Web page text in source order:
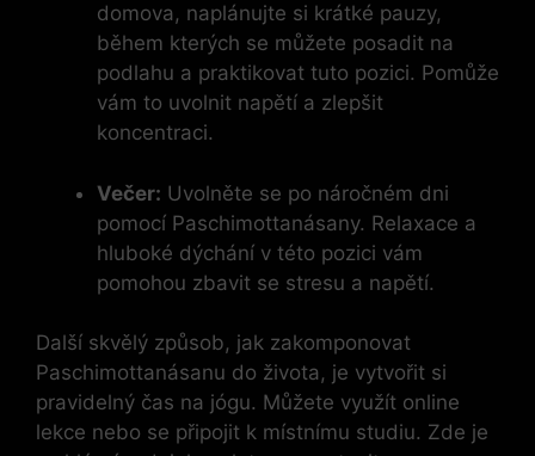
domova, naplánujte si krátké pauzy,
během kterých se můžete posadit na
podlahu a praktikovat tuto pozici. Pomůže
vám to uvolnit napětí a zlepšit
koncentraci.
Večer: Uvolněte se po náročném dni
pomocí Paschimottanásany. Relaxace a
hluboké dýchání v této pozici vám
pomohou zbavit se stresu a napětí.
Další skvělý způsob, jak zakomponovat
Paschimottanásanu do života, je vytvořit si
pravidelný čas na jógu. Můžete využít online
lekce nebo se připojit k místnímu studiu. Zde je